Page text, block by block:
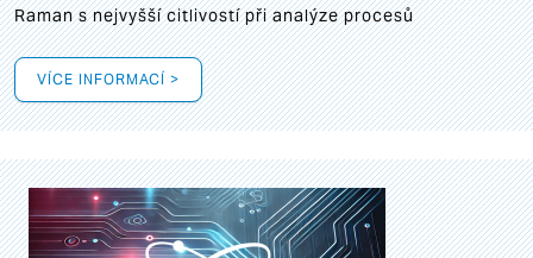
Raman s nejvyšší citlivostí při analýze procesů
VÍCE INFORMACÍ >